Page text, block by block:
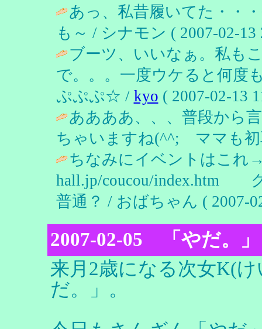
あっ、私昔履いてた・・
も～ / シナモン ( 2007-02-13
ブーツ、いいなぁ。私も
で。。。一度ウケると何度
ぷぷぷ☆ / kyo ( 2007-02-13
ああああ、、、普段から
ちゃいますね(^^; ママも
ちなみにイベントはこれ
hall.jp/coucou/index.htm
普通？ / おばちゃん ( 2007-
2007-02-05 「やだ。」
来月2歳になる次女K(
だ。」。